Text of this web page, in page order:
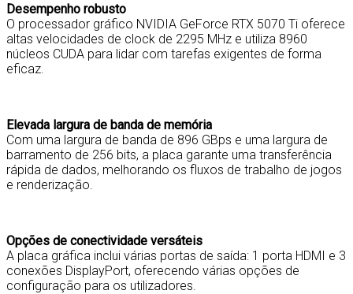
Desempenho robusto
O processador gráfico NVIDIA GeForce RTX 5070 Ti oferece
altas velocidades de clock de 2295 MHz e utiliza 8960
núcleos CUDA para lidar com tarefas exigentes de forma
eficaz.
Elevada largura de banda de memória
Com uma largura de banda de 896 GBps e uma largura de
barramento de 256 bits, a placa garante uma transferência
rápida de dados, melhorando os fluxos de trabalho de jogos
e renderização.
Opções de conectividade versáteis
A placa gráfica inclui várias portas de saída: 1 porta HDMI e 3
conexões DisplayPort, oferecendo várias opções de
configuração para os utilizadores.